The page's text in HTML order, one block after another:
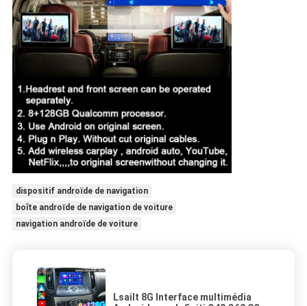
dispositif androïde de navigation
boîte androïde de navigation de voiture
navigation androïde de voiture
Lsailt 8G Interface multimédia